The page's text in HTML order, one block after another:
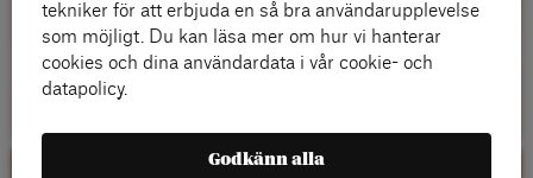
Läs mer
tekniker för att erbjuda en så bra användarupplevelse
som möjligt. Du kan läsa mer om hur vi hanterar
cookies och dina användardata i vår cookie- och
datapolicy.
Godkänn alla